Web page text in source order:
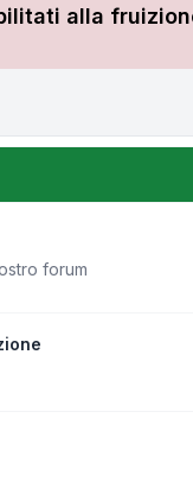
alla
forum